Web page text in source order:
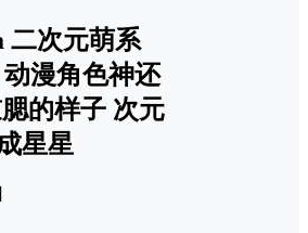
二次元萌系
动漫角色神还
的样子 次元
星星